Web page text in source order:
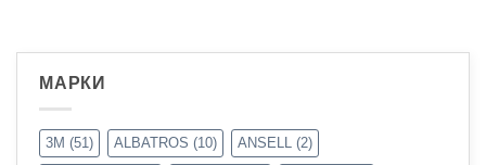
МАРКИ
3M (51) ALBATROS (10) ANSELL (2)